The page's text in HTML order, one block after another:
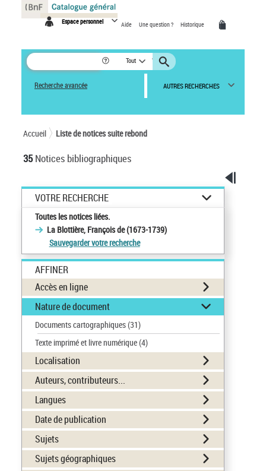
Espace personnel Aide Une question ? Historique
Tout
Recherche avancée AUTRES RECHERCHES
Accueil Liste de notices suite rebond
35Notices bibliographiques
VOTRE RECHERCHE
Toutes les notices liées.
La Blottière, François de (1673-1739)
Sauvegarder votre recherche
AFFINER
Accès en ligne
Nature de document
Documents cartographiques(31)
Texte imprimé et livre numérique(4)
Localisation
Auteurs, contributeurs...
Langues
Date de publication
Sujets
Sujets géographiques
Panneau de gestion des cookies